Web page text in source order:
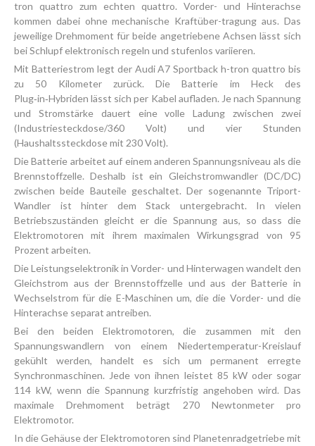
tron quattro zum echten quattro. Vorder- und Hinterachse
kommen dabei ohne mechanische Kraftüber-tragung aus. Das
jeweilige Drehmoment für beide angetriebene Achsen lässt sich
bei Schlupf elektronisch regeln und stufenlos variieren.
Mit Batteriestrom legt der Audi A7 Sportback h-tron quattro bis
zu 50 Kilometer zurück. Die Batterie im Heck des
Plug‑in‑Hybriden lässt sich per Kabel aufladen. Je nach Spannung
und Stromstärke dauert eine volle Ladung zwischen zwei
(Industriesteckdose/360 Volt) und vier Stunden
(Haushaltssteckdose mit 230 Volt).
Die Batterie arbeitet auf einem anderen Spannungsniveau als die
Brennstoffzelle. Deshalb ist ein Gleichstromwandler (DC/DC)
zwischen beide Bauteile geschaltet. Der sogenannte Triport-
Wandler ist hinter dem Stack untergebracht. In vielen
Betriebszuständen gleicht er die Spannung aus, so dass die
Elektromotoren mit ihrem maximalen Wirkungsgrad von 95
Prozent arbeiten.
Die Leistungselektronik in Vorder- und Hinterwagen wandelt den
Gleichstrom aus der Brennstoffzelle und aus der Batterie in
Wechselstrom für die E-Maschinen um, die die Vorder- und die
Hinterachse separat antreiben.
Bei den beiden Elektromotoren, die zusammen mit den
Spannungswandlern von einem Niedertemperatur-Kreislauf
gekühlt werden, handelt es sich um permanent erregte
Synchronmaschinen. Jede von ihnen leistet 85 kW oder sogar
114 kW, wenn die Spannung kurzfristig angehoben wird. Das
maximale Drehmoment beträgt 270 Newtonmeter pro
Elektromotor.
In die Gehäuse der Elektromotoren sind Planetenradgetriebe mit